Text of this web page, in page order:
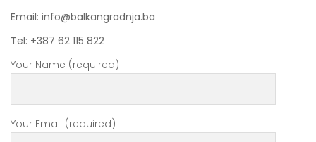
Email: info@balkangradnja.ba
Tel: +387 62 115 822
Your Name (required)
Your Email (required)